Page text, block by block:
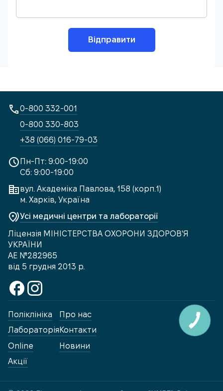
Відправити
Пн-Пт: 9:00-19:00
Сб: 9:00-19:00
вул. Академіка Павлова, 158 (корп.1)
м. Харків, Україна
Усі медичні центри та лабораторії
Ліцензія МІНІСТЕРСТВА ОХОРОНИ ЗДОРОВ'Я
УКРАЇНИ
АЕ №282965
від 5 грудня 2013 р.
0-800 332-001
0-800 330-803
+38 (066) 016-79-03
Поліклініка
Лабораторія
Online
Акції
Про нас
Контакти
Новини
КНОПКА
ЗВ'ЯЗКУ